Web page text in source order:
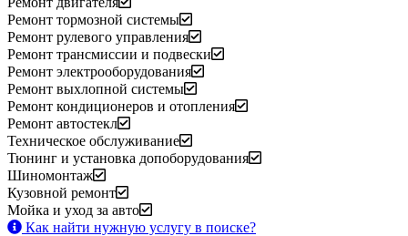
Ремонт тормозной системы
Ремонт рулевого управления
Ремонт трансмиссии и подвески
Ремонт электрооборудования
Ремонт выхлопной системы
Ремонт кондиционеров и отопления
Ремонт автостекл
Техническое обслуживание
Тюнинг и установка допоборудования
Шиномонтаж
Кузовной ремонт
Мойка и уход за авто
Как найти нужную услугу в поиске?